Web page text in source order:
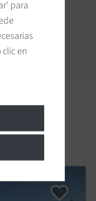
para
en